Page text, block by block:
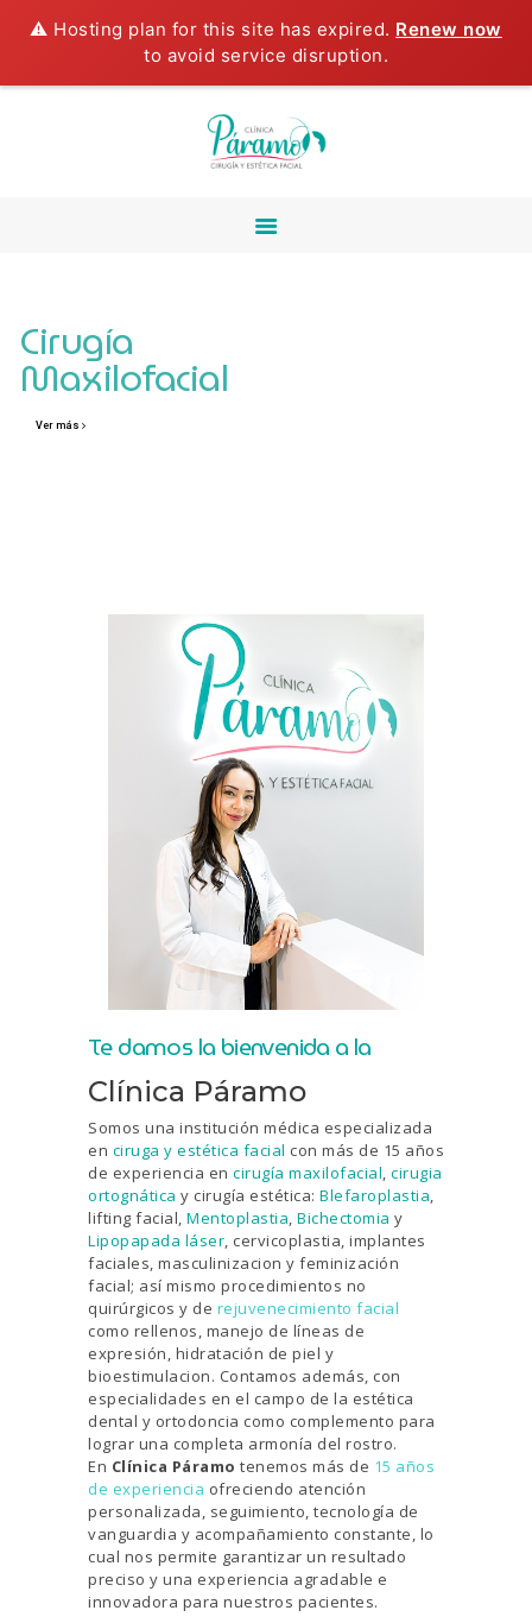
⚠️ Hosting plan for this site has expired. Renew now
to avoid service disruption.
INICIO
NOSOTROS
CIRUGÍA
MAXILOFACIAL
CIRUGÍA ORAL
LIPOPAPADA
TESTIMONIOS
Cirugía
Maxilofacial
Ver más
Te damos la bienvenida a la
Clínica Páramo
Somos una institución médica especializada
en ciruga y estética facial con más de 15 años
de experiencia en cirugía maxilofacial, cirugia
ortognática y cirugía estética: Blefaroplastia,
lifting facial, Mentoplastia, Bichectomia y
Lipopapada láser, cervicoplastia, implantes
faciales, masculinizacion y feminización
facial; así mismo procedimientos no
quirúrgicos y de rejuvenecimiento facial
como rellenos, manejo de líneas de
expresión, hidratación de piel y
bioestimulacion. Contamos además, con
especialidades en el campo de la estética
dental y ortodoncia como complemento para
lograr una completa armonía del rostro.
En Clínica Páramo tenemos más de 15 años
de experiencia ofreciendo atención
personalizada, seguimiento, tecnología de
vanguardia y acompañamiento constante, lo
cual nos permite garantizar un resultado
preciso y una experiencia agradable e
innovadora para nuestros pacientes.